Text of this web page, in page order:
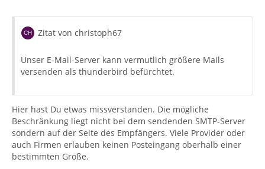
Zitat von christoph67
Unser E-Mail-Server kann vermutlich größere Mails
versenden als thunderbird befürchtet.
Hier hast Du etwas missverstanden. Die mögliche
Beschränkung liegt nicht bei dem sendenden SMTP-Server
sondern auf der Seite des Empfängers. Viele Provider oder
auch Firmen erlauben keinen Posteingang oberhalb einer
bestimmten Größe.